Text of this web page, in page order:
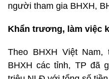
người tham gia BHXH,
Khẩn trương, làm việc
Theo BHXH Việt Nam,
BHXH các tỉnh, TP đã